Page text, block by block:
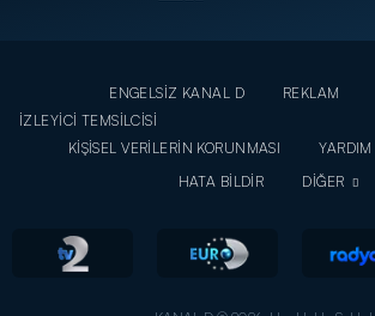
ENGELSİZ KANAL D REKLAM
İZLEYİCİ TEMSİLCİSİ
KİŞİSEL VERİLERİN KORUNMASI
YARDIM
HATA BİLDİR
DİĞER